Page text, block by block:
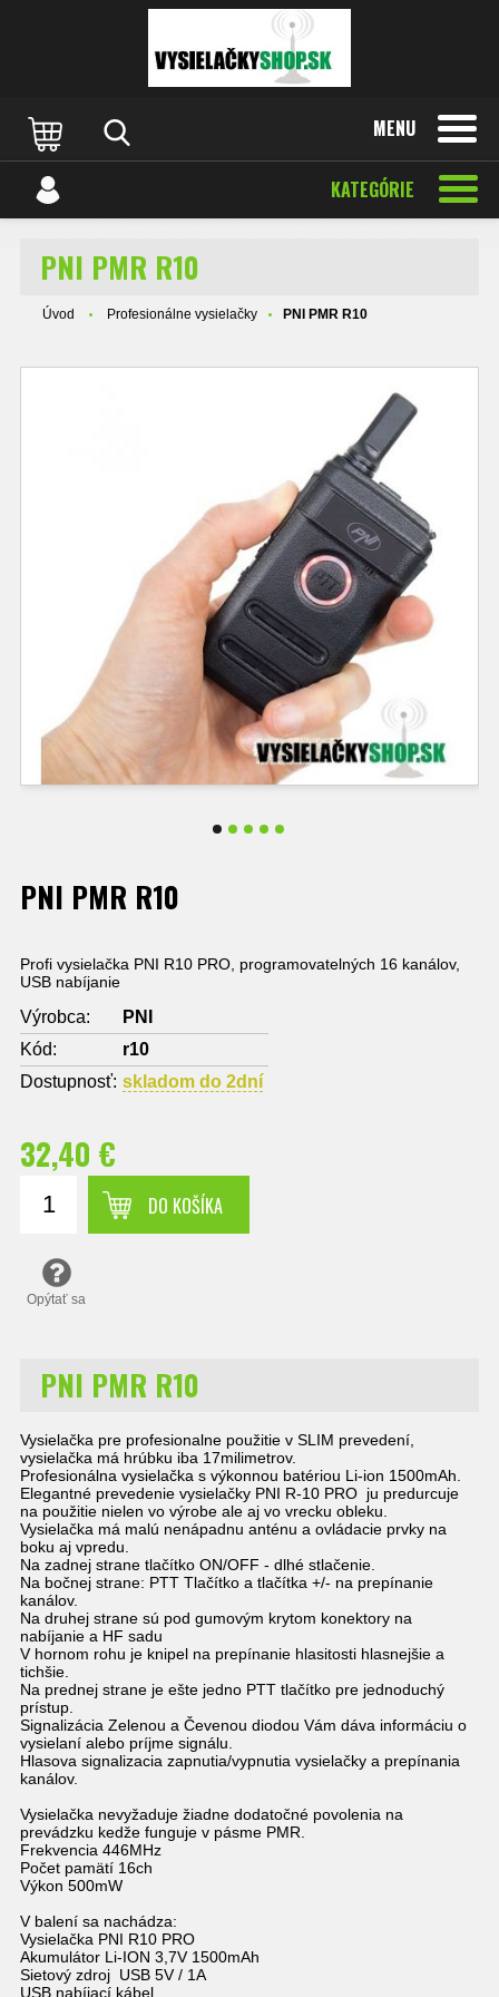
MENU
KATEGÓRIE
PNI PMR R10
Úvod Profesionálne vysielačky PNI PMR R10
PNI PMR R10
Profi vysielačka PNI R10 PRO, programovatelných 16 kanálov,
USB nabíjanie
Výrobca:
PNI
Kód:
r10
Dostupnosť: skladom do 2dní
32,40 €
DO KOŠÍKA
Opýtať sa
PNI PMR R10
Vysielačka pre profesionalne použitie v SLIM prevedení,
vysielačka má hrúbku iba 17milimetrov.
Profesionálna vysielačka s výkonnou batériou Li-ion 1500mAh.
Elegantné prevedenie vysielačky PNI R-10 PRO ju predurcuje
na použitie nielen vo výrobe ale aj vo vrecku obleku.
Vysielačka má malú nenápadnu anténu a ovládacie prvky na
boku aj vpredu.
Na zadnej strane tlačítko ON/OFF - dlhé stlačenie.
Na bočnej strane: PTT Tlačítko a tlačítka +/- na prepínanie
kanálov.
Na druhej strane sú pod gumovým krytom konektory na
nabíjanie a HF sadu
V hornom rohu je knipel na prepínanie hlasitosti hlasnejšie a
tichšie.
Na prednej strane je ešte jedno PTT tlačítko pre jednoduchý
prístup.
Signalizácia Zelenou a Čevenou diodou Vám dáva informáciu o
vysielaní alebo príjme signálu.
Hlasova signalizacia zapnutia/vypnutia vysielačky a prepínania
kanálov.
Vysielačka nevyžaduje žiadne dodatočné povolenia na
prevádzku kedže funguje v pásme PMR.
Frekvencia 446MHz
Počet pamätí 16ch
Výkon 500mW
V balení sa nachádza:
Vysielačka PNI R10 PRO
Akumulátor Li-ION 3,7V 1500mAh
Sietový zdroj USB 5V / 1A
USB nabíjací kábel